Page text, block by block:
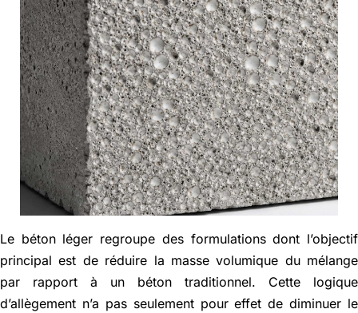
English
Le béton léger regroupe des formulations dont l’objectif
principal est de réduire la masse volumique du mélange
par rapport à un béton traditionnel. Cette logique
d’allègement n’a pas seulement pour effet de diminuer le